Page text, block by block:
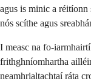
agus is minic a
nós scíthe agus
I measc na fo-
frithghníomhartha
neamhrialtachtaí ráta